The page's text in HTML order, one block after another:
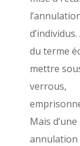
du terme
mettre
verrous,
Mais d’une
annulation